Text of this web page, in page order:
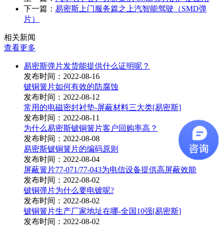
下一篇： 易密斯上门服务篇之上汽智能驾驶（SMD弹
片）
相关新闻
查看更多
易密斯弹片发货能提供什么证明呢？
发布时间：2022-08-16
铍铜簧片如何有效的防腐蚀
发布时间：2022-08-12
常用的电磁密封衬垫-屏蔽材料三大类[易密斯]
发布时间：2022-08-11
为什么易密斯铍铜簧片客户回购率高？
发布时间：2022-08-08
易密斯铍铜簧片的编码原则
发布时间：2022-08-04
屏蔽簧片77-071/77-043为电信设备提供高屏蔽效能
发布时间：2022-08-02
铍铜弹片为什么要电镀呢?
发布时间：2022-08-02
铍铜簧片生产厂家地址在哪-全国10强[易密斯]
发布时间：2022-08-02